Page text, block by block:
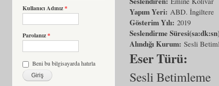
Kullanıcı Adınız*
Parolanız*
Beni bu bilgisayarda hatırla
Yapım Yeri: ABD. İngiltere
Gösterim Yılı: 2019
Seslendirme
Alındığı Kurum: Sesli
Eser Türü:
Sesli Betimleme